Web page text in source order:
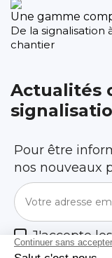
Une gamme
De la signalisation
chantier
Actualités
Pour être
nos nouveaux
J'accepte
politique de